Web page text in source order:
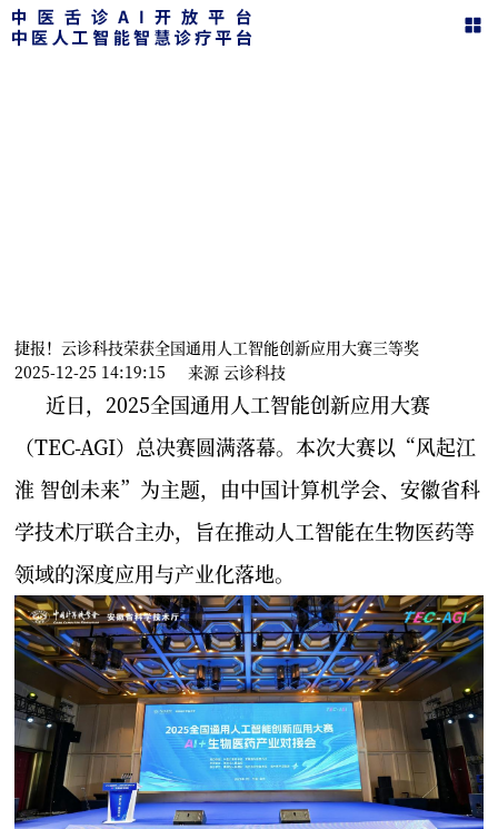
捷报！云诊科技荣获全国通用人工智能创新应用大赛三等奖
2025-12-25 14:19:15
来源 云诊科技
近日，2025全国通用人工智能创新应用大赛
（TEC-AGI）总决赛圆满落幕。本次大赛以“风起江
淮 智创未来”为主题，由中国计算机学会、安徽省科
学技术厅联合主办，旨在推动人工智能在生物医药等
领域的深度应用与产业化落地。